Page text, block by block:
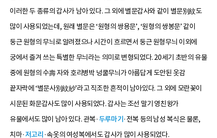
이러한 두 종류의 갑사가 남아 있다. 그 외에 별문갑사와 같이 별문別紋도
많이 사용되었는데, 원래 별문은 ‘원형의 쌍용문’, ‘원형의 쌍봉문’ 같이
둥근 원형의 무늬로 알려졌으나 시간이 흐르면서 둥근 원형무늬 이외에
궁에서 즐겨 쓰는 특별한 무늬라는 의미로 변형되었다. 20세기 초반의 유물
중에 원형의 수壽 자와 호리병박 넝쿨무늬가 아름답게 도안된 옷감
끝자락에 ‘별문사別紋紗’라고 직조한 흔적이 남아있다. 그 외에 모란꽃이
시문된 화문갑사도 많이 사용되었다. 갑사는 조선 말기 영친왕가
유물에서도 많이 남아 있다. 관복· 두루마기 ·전복 등의 남성 복식은 물론,
치마·저고리 ·속옷의 여성복에서도 갑사가 많이 사용되었다.